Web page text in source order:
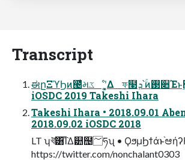
Transcript
ಈըΞϓϦͷ౤͛મػೳʹ͓͚Δ ফ໣ܕ՝ۚͷ࢓૊Έͱ࣮૷ 2019/09/06
iOSDC 2019 Takeshi Ihara
Takeshi Ihara • 2018.09.01
2018.09.02 iOSDC 2018
LT ʮখ͘͞͸͡ΊΔ୺຤؅ཧʯ • ϘϧμϦϯάͱ֨ಆήʔϜ͕झຯ •
https://twitter.com/nonchalant0303